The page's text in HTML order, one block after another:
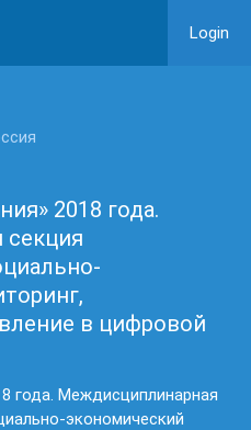
Login
2018 года.
в цифровой
года. Междисциплинарная
экономический